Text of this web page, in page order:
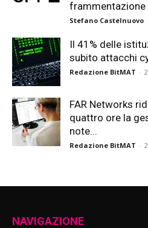
frammentazione
Stefano Castelnuovo -
Il 41% delle
subito attacchi
Redazione BitMAT -
FAR Networks
quattro ore la
note...
Redazione BitMAT -
NAVIGAZIONE